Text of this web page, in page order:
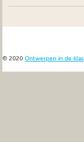
© 2020Ontwerpen in de klas